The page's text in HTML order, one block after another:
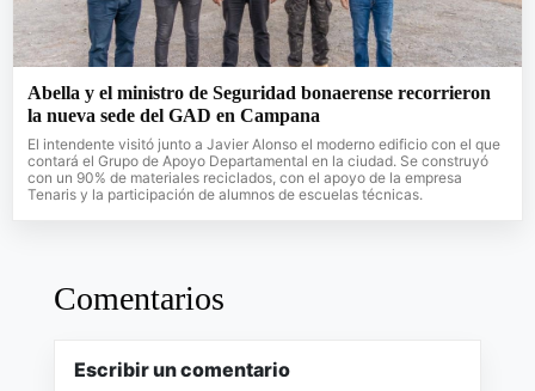
Abella y el ministro de Seguridad bonaerense recorrieron
la nueva sede del GAD en Campana
El intendente visitó junto a Javier Alonso el moderno edificio con el que
contará el Grupo de Apoyo Departamental en la ciudad. Se construyó
con un 90% de materiales reciclados, con el apoyo de la empresa
Tenaris y la participación de alumnos de escuelas técnicas.
Comentarios
Escribir un comentario